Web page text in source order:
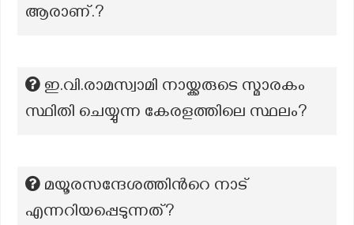
ആരാണ്.?
ഇ.വി.രാമസ്വാമി നായ്ക്കരുടെ സ്മാരകം
സ്ഥിതി ചെയ്യുന്ന കേരളത്തിലെ സ്ഥലം?
മയൂരസന്ദേശത്തിന്‍റെ നാട്
എന്നറിയപ്പെടുന്നത്?